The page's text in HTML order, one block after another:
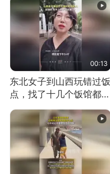
消息）
00:13
东北女子到山西玩错过饭
点，找了十几个饭馆都没